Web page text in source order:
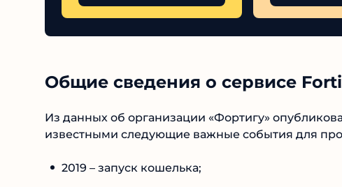
Общие сведения о сервисе
Из данных об организации «Фортигу»
известными следующие важные события для
2019 – запуск кошелька;